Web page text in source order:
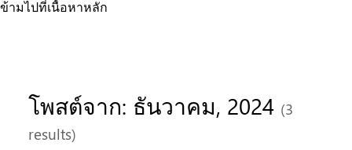
ข้ามไปที่เนื้อหาหลัก
โพสต์จาก: ธันวาคม, 2024 (3
results)